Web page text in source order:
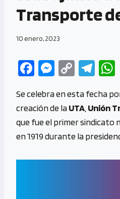
Transporte
10 enero, 2023
Fa
b
o
o
M
se
n
g
C
py
Li
n
Te
gr
a
m
Se celebra en esta fecha
creación de laUTA Unión
que fue el primer sindicato
en 1919 durante la